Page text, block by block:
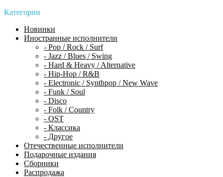
Категории
Новинки
Иностранные исполнители
- Pop / Rock / Surf
- Jazz / Blues / Swing
- Hard & Heavy / Alternative
- Hip-Hop / R&B
- Electronic / Synthpop / New Wave
- Funk / Soul
- Disco
- Folk / Country
- OST
- Классика
- Другое
Отечественные исполнители
Подарочные издания
Сборники
Распродажа